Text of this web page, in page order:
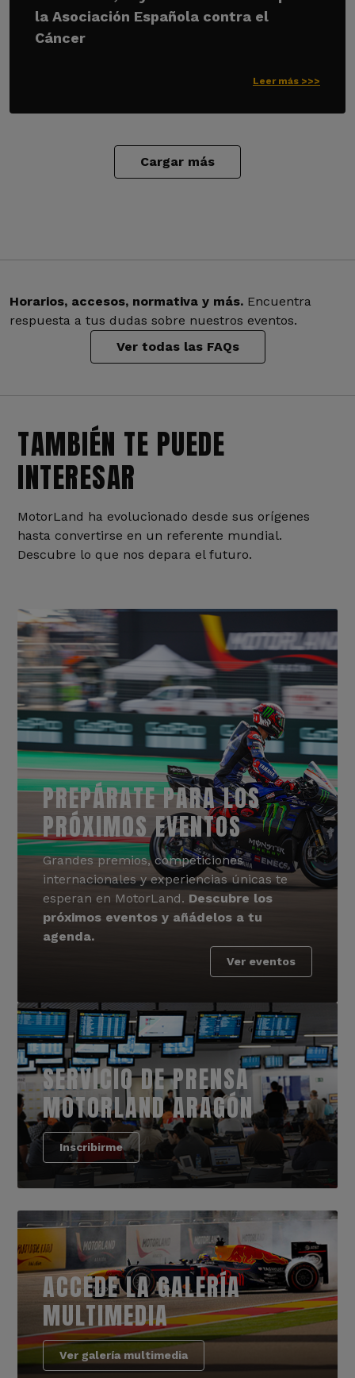
la Asociación Española contra el
Cáncer
Leer más >>>
Cargar más
Horarios, accesos, normativa y más. Encuentra
respuesta a tus dudas sobre nuestros eventos.
Ver todas las FAQs
TAMBIÉN TE PUEDE
INTERESAR
MotorLand ha evolucionado desde sus orígenes
hasta convertirse en un referente mundial.
Descubre lo que nos depara el futuro.
PREPÁRATE PARA LOS
PRÓXIMOS EVENTOS
Grandes premios, competiciones
internacionales y experiencias únicas te
esperan en MotorLand. Descubre los
próximos eventos y añádelos a tu
agenda.
Ver eventos
SERVICIO DE PRENSA
MOTORLAND ARAGÓN
Inscribirme
ACCEDE LA GALERÍA
MULTIMEDIA
Ver galería multimedia